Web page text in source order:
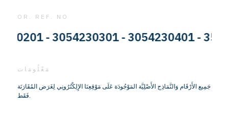
OR. REF. NO
- 3054230301 - 3054230401 -
مَعْلُومَات
جَمِيع الأَرْقَام وَالنَّمَاذِج الأَصْلِيَّة المَوْجُودَة عَلَى مَوْقِعِنَا الإِلِكْتُرُونِي لِغَرَض المُقَارَنَة
فَقَط.